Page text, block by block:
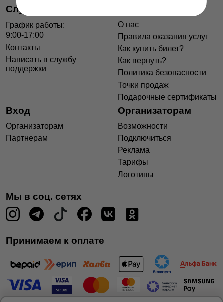
Служба поддержки
График работы:
9:00-17:00
Контакты
Написать в службу
поддержки
О нас
Правила оказания услуг
Как купить билет?
Как вернуть?
Политика безопасности
Точки продаж
Подарочные сертификаты
Вход
Организаторам
Партнерам
Организаторам
Возможности
Подключиться
Реклама
Тарифы
Логотипы
Мы в соц. сетях
Принимаем к оплате